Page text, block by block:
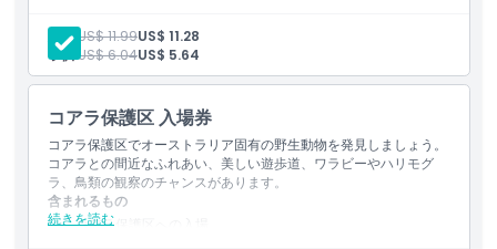
営業時間
場所
行き方
海岸線と野生動物の景色が楽しめる景観散策路の入場
毎日の農作業体験と動物とのふれあいへの参加
大人: US$ 11.99US$ 11.28
子供: US$ 6.04US$ 5.64
コアラ保護区 入場券
コアラ保護区でオーストラリア固有の野生動物を発見しましょう。
コアラとの間近なふれあい、美しい遊歩道、ワラビーやハリモグ
ラ、鳥類の観察のチャンスがあります。
続きを読む
含まれるもの
コアラ保護区への入場